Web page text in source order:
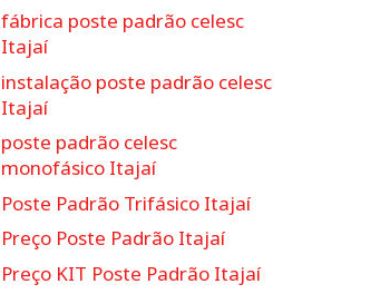
fábrica poste padrão celesc
Itajaí
instalação poste padrão celesc
Itajaí
poste padrão celesc
monofásico Itajaí
Poste Padrão Trifásico Itajaí
Preço Poste Padrão Itajaí
Preço KIT Poste Padrão Itajaí